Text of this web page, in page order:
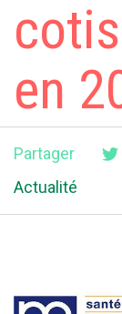
en
Partager
Actualité